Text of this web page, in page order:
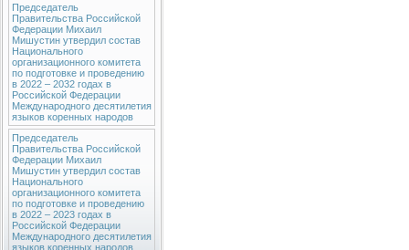
Председатель
Правительства Российской
Федерации Михаил
Мишустин утвердил состав
Национального
организационного комитета
по подготовке и проведению
в 2022 – 2032 годах в
Российской Федерации
Международного десятилетия
языков коренных народов
Председатель
Правительства Российской
Федерации Михаил
Мишустин утвердил состав
Национального
организационного комитета
по подготовке и проведению
в 2022 – 2023 годах в
Российской Федерации
Международного десятилетия
языков коренных народов